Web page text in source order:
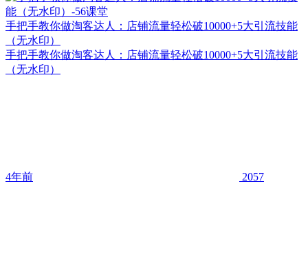
手把手教你做淘客达人：店铺流量轻松破10000+5大引流技能
（无水印）
手把手教你做淘客达人：店铺流量轻松破10000+5大引流技能
（无水印）
4年前 2057